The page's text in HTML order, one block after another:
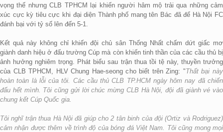
vọng thế nhưng CLB TPHCM lại khiến người hâm mộ trải qua những cảm
xúc cực kỳ tiêu cực khi đại diện Thành phố mang tên Bác đã để Hà Nội FC
đánh bại với tỷ số lên đến 5-1.
Kết quả này không chỉ khiến đội chủ sân Thống Nhất chấm dứt giấc mơ
giành danh hiệu ở đấu trường Cúp mà còn khiến tinh thần của các cầu thủ bị
ảnh hưởng nghiêm trọng. Phát biểu sau trận thua tồi tệ này, thuyền trưởng
của CLB TPHCM, HLV Chung Hae-seong cho biết trên Zing: "Thất bại này
hoàn toàn là lỗi của tôi. Các cầu thủ CLB TP.HCM ngày hôm nay đã chiến
đấu hết mình. Tôi cũng gửi lời chúc mừng CLB Hà Nội, đội đã giành vé vào
chung kết Cúp Quốc gia.
Tôi nghĩ trận thua Hà Nội đã giúp cho 2 tân binh của đội (Ortiz và Rodriguez)
cảm nhận được thêm về trình độ của bóng đá Việt Nam. Tôi cũng mong mọi